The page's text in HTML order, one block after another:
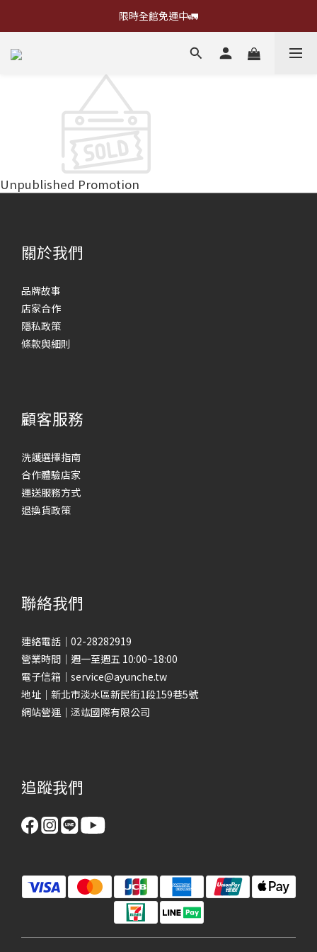
限時全館免運中🚛
Unpublished Promotion
關於我們
品牌故事
店家合作
隱私政策
條款與細則
顧客服務
洗護選擇指南
合作體驗店家
運送服務方式
退換貨政策
聯絡我們
連絡電話｜02-28282919
營業時間｜週一至週五 10:00~18:00
電子信箱｜service@ayunche.tw
地址｜新北市淡水區新民街1段159巷5號
網站營運｜洆竑國際有限公司
追蹤我們